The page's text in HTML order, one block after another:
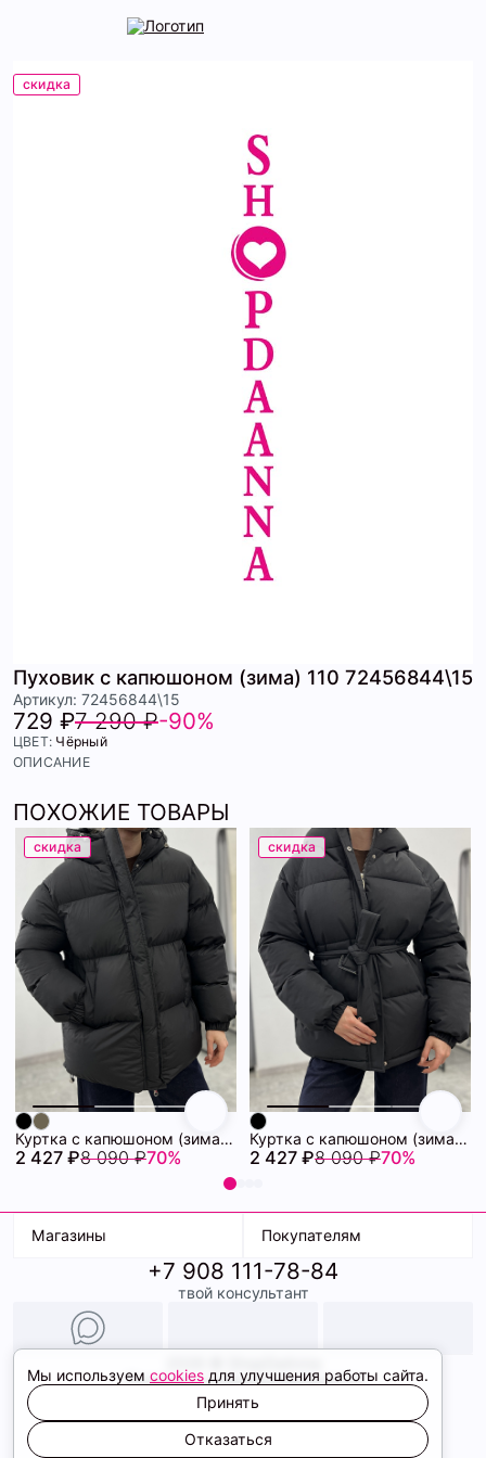
скидка
Пуховик с капюшоном (зима) 110 72456844\15
Артикул: 72456844\15
729 ₽7 290 ₽-90%
ЦВЕТ: Чёрный
ОПИСАНИЕ
ПОХОЖИЕ ТОВАРЫ
скидка
Куртка с капюшоном (зима) 72460880\15
2 427 ₽8 090 ₽70%
скидка
Куртка с капюшоном (зима) 72460878\15
2 427 ₽8 090 ₽70%
Магазины
ТК Терминал
ТРК Континент
Покупателям
Доставка
Условия оплаты
Образы
+7 908 111-78-84
твой консультант
Политика конфиденциальности
Соглашение cookie
Сайт создали
Мы используем cookies для улучшения работы сайта.
Принять
Отказаться